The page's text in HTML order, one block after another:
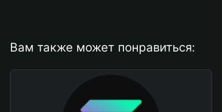
Вам также может понравиться: